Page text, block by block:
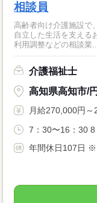
相談員
高齢者向け介護施設で
自立した生活を支える
利用調整などの相談業
介護福祉士
高知県高知市/
月給270,000円～
7：30〜16：30 8
年間休日107日 ※